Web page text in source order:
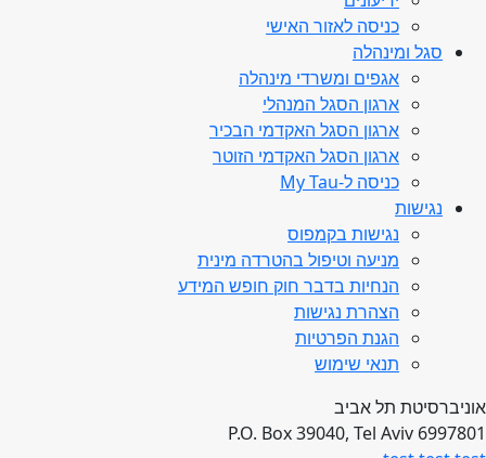
כניסה לאזור האישי
סגל ומינהלה
אגפים ומשרדי מינהלה
ארגון הסגל המנהלי
ארגון הסגל האקדמי הבכיר
ארגון הסגל האקדמי הזוטר
כניסה ל-My Tau
נגישות
נגישות בקמפוס
מניעה וטיפול בהטרדה מינית
הנחיות בדבר חוק חופש המידע
הצהרת נגישות
הגנת הפרטיות
תנאי שימוש
אוניברסיטת תל אביב
P.O. Box 39040, Tel Aviv 6997801